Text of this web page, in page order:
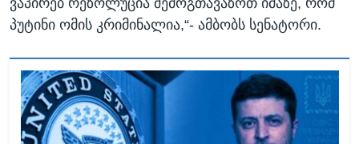
ვაპირებ რეზოლუცია შემოგთავაზოთ იმაზე, რომ
პუტინი ომის კრიმინალია,“- ამბობს სენატორი.